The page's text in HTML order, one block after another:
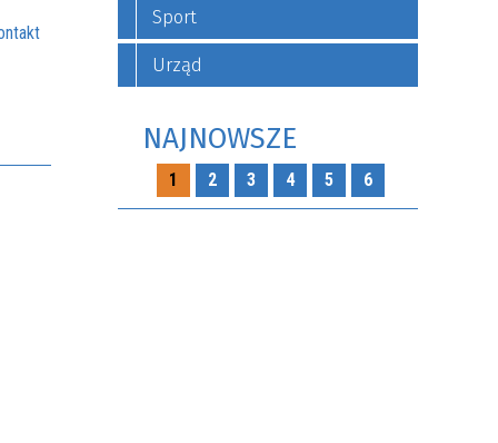
Sport
Urząd
NAJNOWSZE
1 2 3 4 5 6